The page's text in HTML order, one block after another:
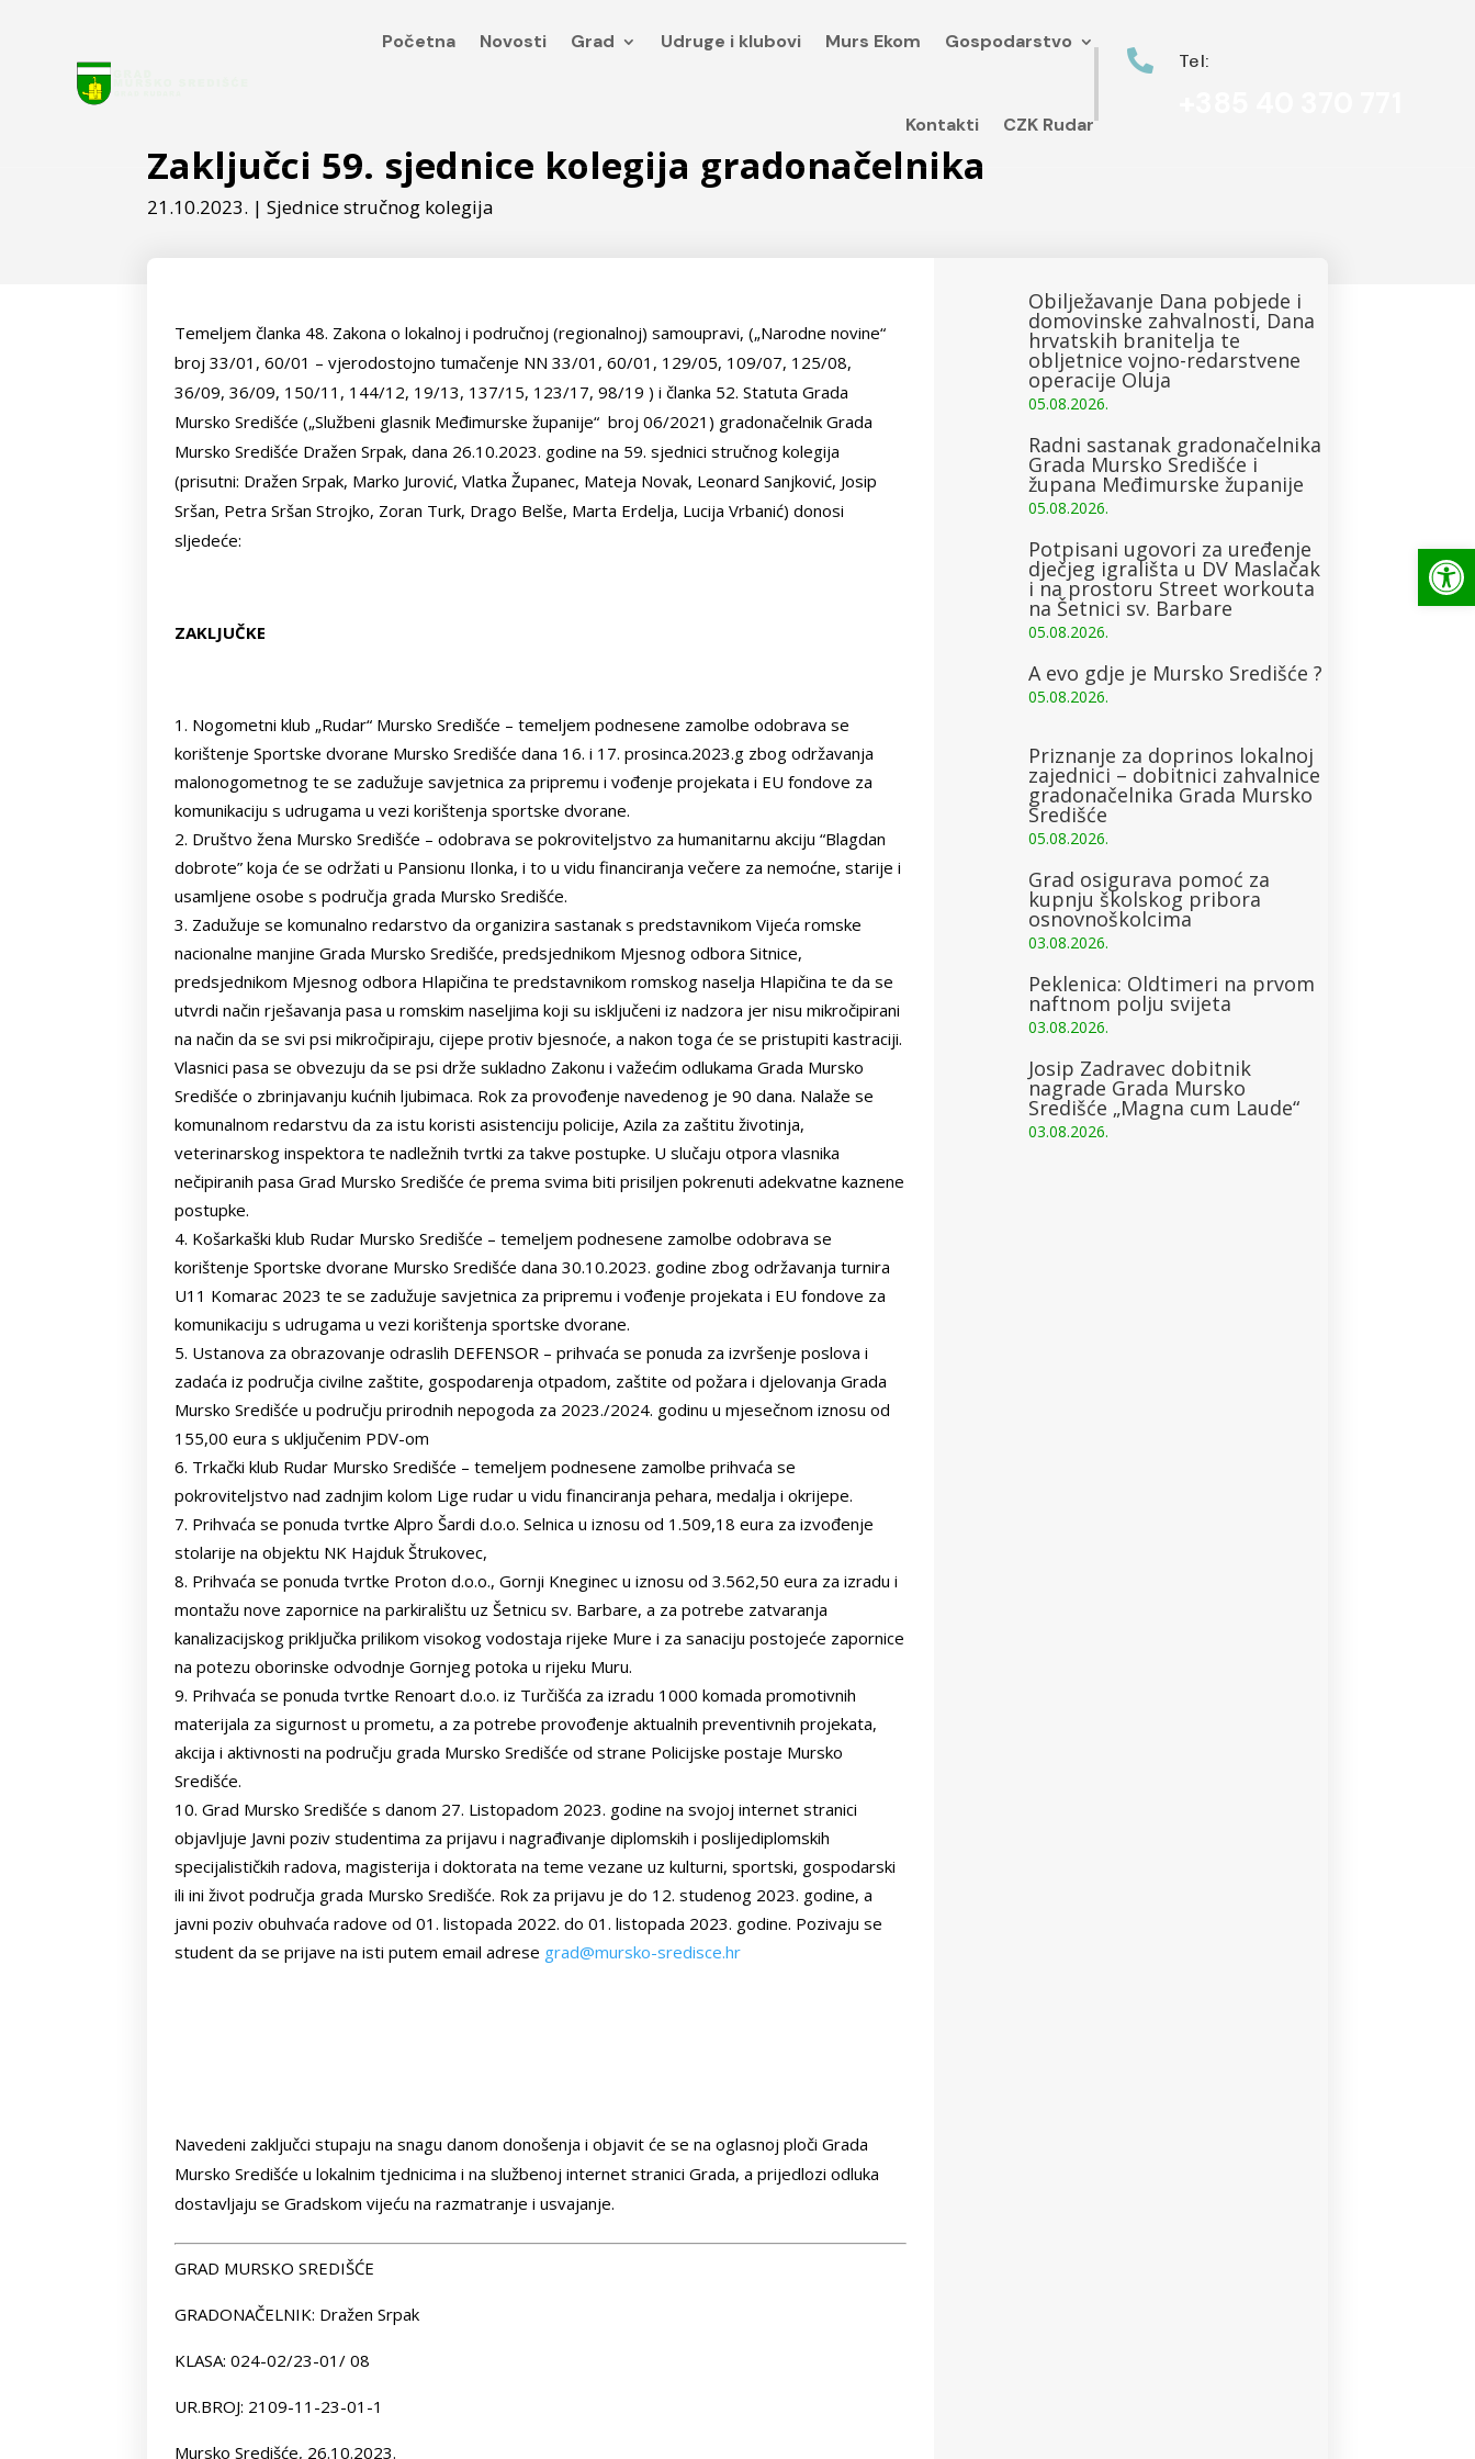
Početna Novosti Grad Udruge i klubovi Murs Ekom Gospodarstvo
Kontakti CZK Rudar
 Tel:
Početna Novosti Grad Udruge i klubovi Murs Ekom Gospodarstvo
Kontakti CZK Rudar
 Tel:
Zaključci 59. sjednice kolegija gradonačelnika
21.10.2023. |Sjednice stručnog kolegija
Temeljem članka 48. Zakona o lokalnoj i područnoj (regionalnoj) samoupravi, („Narodne novine“
broj 33/01, 60/01 – vjerodostojno tumačenje NN 33/01, 60/01, 129/05, 109/07, 125/08,
36/09, 36/09, 150/11, 144/12, 19/13, 137/15, 123/17, 98/19 ) i članka 52. Statuta Grada
Mursko Središće („Službeni glasnik Međimurske županije“ broj 06/2021) gradonačelnik Grada
Mursko Središće Dražen Srpak, dana 26.10.2023. godine na 59. sjednici stručnog kolegija
(prisutni: Dražen Srpak, Marko Jurović, Vlatka Županec, Mateja Novak, Leonard Sanjković, Josip
Sršan, Petra Sršan Strojko, Zoran Turk, Drago Belše, Marta Erdelja, Lucija Vrbanić) donosi
sljedeće:
ZAKLJUČKE
Nogometni klub „Rudar“ Mursko Središće – temeljem podnesene zamolbe odobrava se
korištenje Sportske dvorane Mursko Središće dana 16. i 17. prosinca.2023.g zbog održavanja
malonogometnog te se zadužuje savjetnica za pripremu i vođenje projekata i EU fondove za
komunikaciju s udrugama u vezi korištenja sportske dvorane.
Društvo žena Mursko Središće – odobrava se pokroviteljstvo za humanitarnu akciju “Blagdan
dobrote” koja će se održati u Pansionu Ilonka, i to u vidu financiranja večere za nemoćne, starije i
usamljene osobe s područja grada Mursko Središće.
Zadužuje se komunalno redarstvo da organizira sastanak s predstavnikom Vijeća romske
nacionalne manjine Grada Mursko Središće, predsjednikom Mjesnog odbora Sitnice,
predsjednikom Mjesnog odbora Hlapičina te predstavnikom romskog naselja Hlapičina te da se
utvrdi način rješavanja pasa u romskim naseljima koji su isključeni iz nadzora jer nisu mikročipirani
na način da se svi psi mikročipiraju, cijepe protiv bjesnoće, a nakon toga će se pristupiti kastraciji.
Vlasnici pasa se obvezuju da se psi drže sukladno Zakonu i važećim odlukama Grada Mursko
Središće o zbrinjavanju kućnih ljubimaca. Rok za provođenje navedenog je 90 dana. Nalaže se
komunalnom redarstvu da za istu koristi asistenciju policije, Azila za zaštitu životinja,
veterinarskog inspektora te nadležnih tvrtki za takve postupke. U slučaju otpora vlasnika
nečipiranih pasa Grad Mursko Središće će prema svima biti prisiljen pokrenuti adekvatne kaznene
postupke.
Košarkaški klub Rudar Mursko Središće – temeljem podnesene zamolbe odobrava se
korištenje Sportske dvorane Mursko Središće dana 30.10.2023. godine zbog održavanja turnira
U11 Komarac 2023 te se zadužuje savjetnica za pripremu i vođenje projekata i EU fondove za
komunikaciju s udrugama u vezi korištenja sportske dvorane.
Ustanova za obrazovanje odraslih DEFENSOR – prihvaća se ponuda za izvršenje poslova i
zadaća iz područja civilne zaštite, gospodarenja otpadom, zaštite od požara i djelovanja Grada
Mursko Središće u području prirodnih nepogoda za 2023./2024. godinu u mjesečnom iznosu od
155,00 eura s uključenim PDV-om
Trkački klub Rudar Mursko Središće – temeljem podnesene zamolbe prihvaća se
pokroviteljstvo nad zadnjim kolom Lige rudar u vidu financiranja pehara, medalja i okrijepe.
Prihvaća se ponuda tvrtke Alpro Šardi d.o.o. Selnica u iznosu od 1.509,18 eura za izvođenje
stolarije na objektu NK Hajduk Štrukovec,
Prihvaća se ponuda tvrtke Proton d.o.o., Gornji Kneginec u iznosu od 3.562,50 eura za izradu i
montažu nove zapornice na parkiralištu uz Šetnicu sv. Barbare, a za potrebe zatvaranja
kanalizacijskog priključka prilikom visokog vodostaja rijeke Mure i za sanaciju postojeće zapornice
na potezu oborinske odvodnje Gornjeg potoka u rijeku Muru.
Prihvaća se ponuda tvrtke Renoart d.o.o. iz Turčišća za izradu 1000 komada promotivnih
materijala za sigurnost u prometu, a za potrebe provođenje aktualnih preventivnih projekata,
akcija i aktivnosti na području grada Mursko Središće od strane Policijske postaje Mursko
Središće.
Grad Mursko Središće s danom 27. Listopadom 2023. godine na svojoj internet stranici
objavljuje Javni poziv studentima za prijavu i nagrađivanje diplomskih i poslijediplomskih
specijalističkih radova, magisterija i doktorata na teme vezane uz kulturni, sportski, gospodarski
ili ini život područja grada Mursko Središće. Rok za prijavu je do 12. studenog 2023. godine, a
javni poziv obuhvaća radove od 01. listopada 2022. do 01. listopada 2023. godine. Pozivaju se
student da se prijave na isti putem email adrese grad@mursko-sredisce.hr
Navedeni zaključci stupaju na snagu danom donošenja i objavit će se na oglasnoj ploči Grada
Mursko Središće u lokalnim tjednicima i na službenoj internet stranici Grada, a prijedlozi odluka
dostavljaju se Gradskom vijeću na razmatranje i usvajanje.
GRAD MURSKO SREDIŠĆE
GRADONAČELNIK: Dražen Srpak
KLASA: 024-02/23-01/ 08
UR.BROJ: 2109-11-23-01-1
Mursko Središće, 26.10.2023.
Obilježavanje Dana pobjede i
domovinske zahvalnosti, Dana
hrvatskih branitelja te
obljetnice vojno-redarstvene
operacije Oluja
05.08.2026.
Radni sastanak gradonačelnika
Grada Mursko Središće i
župana Međimurske županije
05.08.2026.
Potpisani ugovori za uređenje
dječjeg igrališta u DV Maslačak
i na prostoru Street workouta
na Šetnici sv. Barbare
05.08.2026.
A evo gdje je Mursko Središće ?
05.08.2026.
Priznanje za doprinos lokalnoj
zajednici – dobitnici zahvalnice
gradonačelnika Grada Mursko
Središće
05.08.2026.
Grad osigurava pomoć za
kupnju školskog pribora
osnovnoškolcima
03.08.2026.
Peklenica: Oldtimeri na prvom
naftnom polju svijeta
03.08.2026.
Josip Zadravec dobitnik
nagrade Grada Mursko
Središće „Magna cum Laude“
03.08.2026.